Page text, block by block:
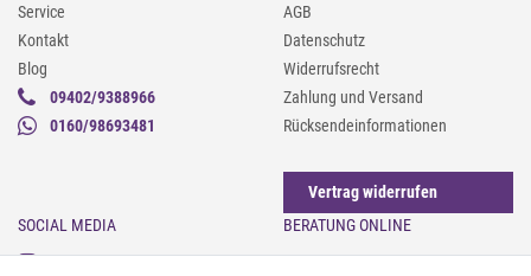
Service
Kontakt
Blog
09402/9388966
0160/98693481
AGB
Datenschutz
Widerrufsrecht
Zahlung und Versand
Rücksendeinformationen
Vertrag widerrufen
SOCIAL MEDIA
Instagram
BERATUNG ONLINE
Gürtel messen & kürzen